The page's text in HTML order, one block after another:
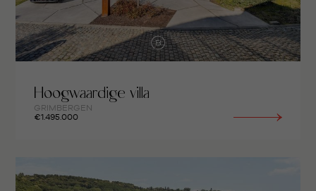
Hoogwaardige villa
GRIMBERGEN
€1.495.000